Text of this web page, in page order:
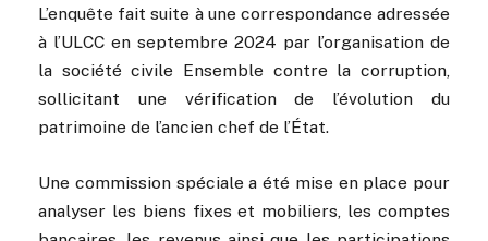
L’enquête fait suite à une correspondance adressée
à l’ULCC en septembre 2024 par l’organisation de
la société civile Ensemble contre la corruption,
sollicitant une vérification de l’évolution du
patrimoine de l’ancien chef de l’État.
Une commission spéciale a été mise en place pour
analyser les biens fixes et mobiliers, les comptes